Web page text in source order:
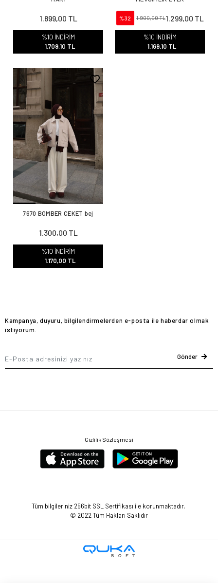
1.899,00 TL
%10 İNDİRİM
1.709,10 TL
%32 1.900,00 TL1.299,00 TL
%10 İNDİRİM
1.169,10 TL
7670 BOMBER CEKET bej
1.300,00 TL
%10 İNDİRİM
1.170,00 TL
Kampanya, duyuru, bilgilendirmelerden e-posta ile haberdar olmak
istiyorum.
Gönder
Gizlilik Sözleşmesi
Tüm bilgileriniz 256bit SSL Sertifikası ile korunmaktadır.
© 2022 Tüm Hakları Saklıdır